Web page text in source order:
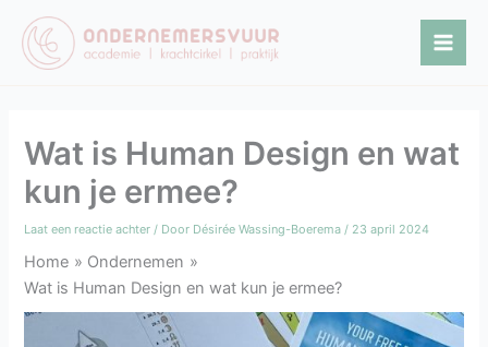
naar
Wat is Human Design en wat
kun je ermee?
Laat een reactie achter / Door Désirée Wassing-Boerema/ 23 april 2024
Home
Ondernemen
Wat is Human Design en wat kun je ermee?